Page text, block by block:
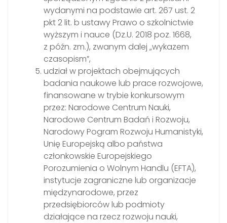
wydanymi na podstawie art. 267 ust. 2
pkt 2 lit. b ustawy Prawo o szkolnictwie
wyższym i nauce (Dz.U. 2018 poz. 1668,
z późn. zm.), zwanym dalej „wykazem
czasopism”,
udział w projektach obejmujących
badania naukowe lub prace rozwojowe,
finansowane w trybie konkursowym
przez: Narodowe Centrum Nauki,
Narodowe Centrum Badań i Rozwoju,
Narodowy Pogram Rozwoju Humanistyki,
Unię Europejską albo państwa
członkowskie Europejskiego
Porozumienia o Wolnym Handlu (EFTA),
instytucje zagraniczne lub organizacje
międzynarodowe, przez
przedsiębiorców lub podmioty
działające na rzecz rozwoju nauki,